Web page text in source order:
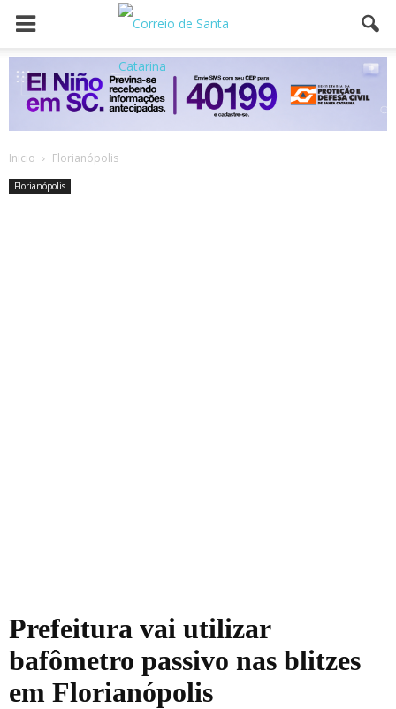
Inicio Florianópolis
Florianópolis
Prefeitura vai utilizar
bafômetro passivo nas blitzes
em Florianópolis